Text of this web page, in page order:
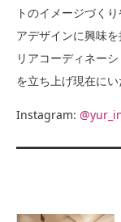
トのイメージづく
アデザインに興味
リアコーディネー
を立ち上げ現在にい
Instagram: